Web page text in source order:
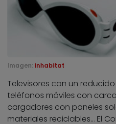
Imagen: inhabitat
Televisores con un
teléfonos móviles con
cargadores con paneles
materiales reciclables… El